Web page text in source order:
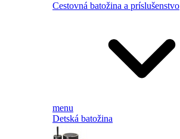
Cestovná batožina a príslušenstvo
menu
Detská batožina